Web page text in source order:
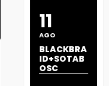
11
AGO
BLACKBRA
ID+SOTAB
OSC